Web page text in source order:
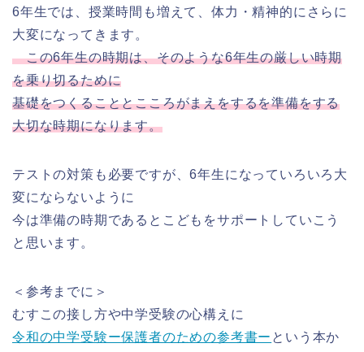
6年生では、授業時間も増えて、体力・精神的にさらに
大変になってきます。
この6年生の時期は、そのような6年生の厳しい時期
を乗り切るために
基礎をつくることとこころがまえをするを準備をする
大切な時期になります。
テストの対策も必要ですが、6年生になっていろいろ大
変にならないように
今は準備の時期であるとこどもをサポートしていこう
と思います。
＜参考までに＞
むすこの接し方や中学受験の心構えに
令和の中学受験ー保護者のための参考書ー という本か